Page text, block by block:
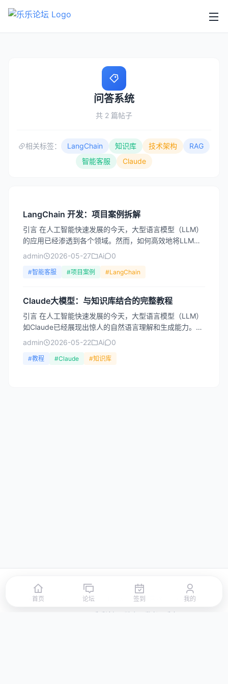
问答系统
共 2 篇帖子
相关标签： LangChain 知识库 技术架构
RAG
智能客服
Claude
LangChain 开发：项目案例拆解
引言 在人工智能快速发展的今天，大型语言模型（LLM）
的应用已经渗透到各个领域。然而，如何高效地将LLM集
成到实际项目中，如何构建复杂的AI应用，成为开发者面
admin 2026-05-27 Ai 0
#智能客服 #项目案例 #LangChain
Claude大模型：与知识库结合的完整教程
引言 在人工智能快速发展的今天，大型语言模型（LLM）
如Claude已经展现出惊人的自然语言理解和生成能力。然
而，一个普遍的痛点在于：这些模型的知识截止于训练
admin 2026-05-22 Ai 0
#教程 #Claude #知识库
首页 签到 积分商城 站点地图
© 2026 LLBBS 乐乐论坛 · 独立开发者阿乐出品
首页 论坛 签到 我的